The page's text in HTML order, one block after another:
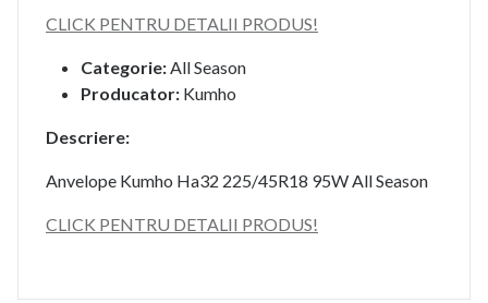
CLICK PENTRU DETALII PRODUS!
Categorie:All Season
Producator: Kumho
Descriere:
Anvelope Kumho Ha32 225/45R18 95W All Season
CLICK PENTRU DETALII PRODUS!